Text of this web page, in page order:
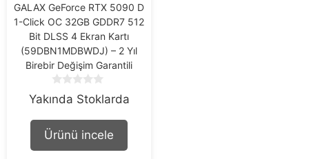
GALAX GeForce RTX 5090 D
1-Click OC 32GB GDDR7 512
Bit DLSS 4 Ekran Kartı
(59DBN1MDBWDJ) – 2 Yıl
Birebir Değişim Garantili
o
o
f
Yakında Stoklarda
Ürünü incele